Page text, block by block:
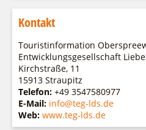
Fahrgastschiff
Bürgerbus
Naturwelt Lieberoser Heide
Q-Gemeinde
Staatlich anerkannter
Mein Brandenburg –
Service
Über uns
Team
Aktuelles
Infomaterial
Warenkorb
Kontakt
Touristinformation
Entwicklungsgesellschaft
Kirchstraße, 11
15913 Straupitz
Telefon: +49 3547580977
E-Mail: info@teg-lds.de
Web: www.teg-lds.de